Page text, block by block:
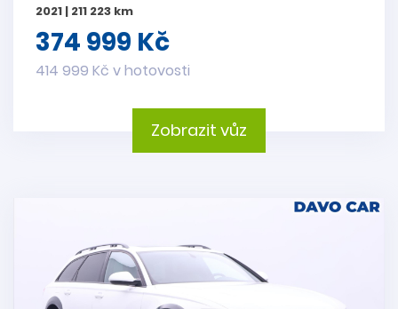
2021 | 211 223 km
374 999 Kč
414 999 Kč v hotovosti
Zobrazit vůz